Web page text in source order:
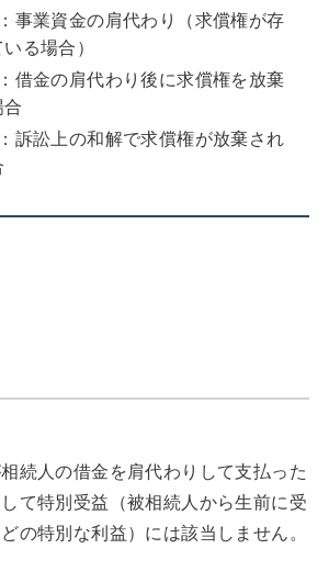
事業資金の肩代わり（求償権が存
る場合）
借金の肩代わり後に求償権を放棄
合
訴訟上の和解で求償権が放棄され
続人の借金を肩代わりして支払った
て特別受益（被相続人から生前に受
の特別な利益）には該当しません。